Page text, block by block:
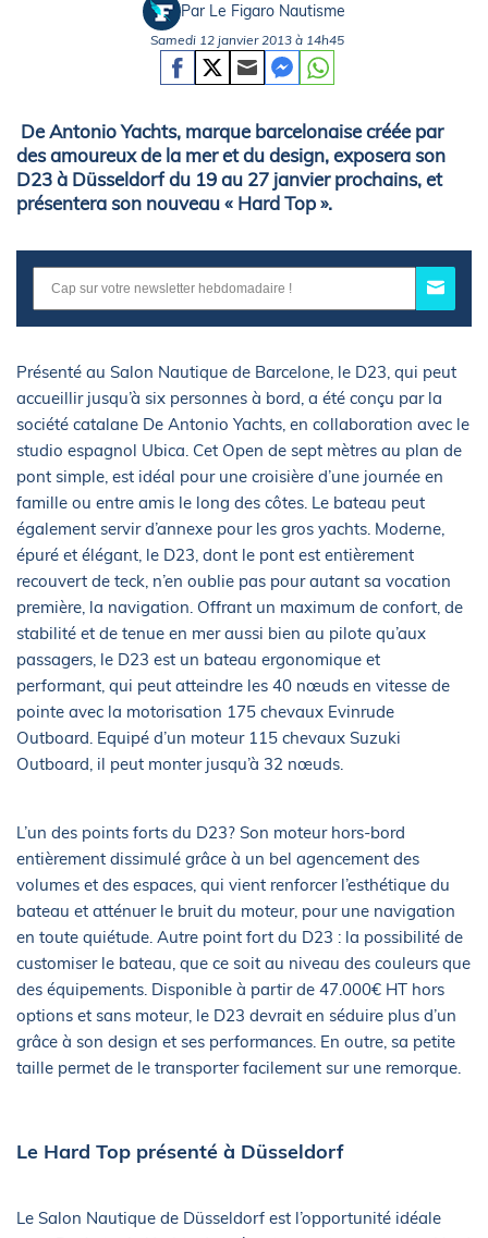
Par Le Figaro Nautisme
Samedi 12 janvier 2013 à 14h45
De Antonio Yachts, marque barcelonaise créée par
des amoureux de la mer et du design, exposera son
D23 à Düsseldorf du 19 au 27 janvier prochains, et
présentera son nouveau « Hard Top ».
Présenté au Salon Nautique de Barcelone, le D23, qui peut
accueillir jusqu’à six personnes à bord, a été conçu par la
société catalane De Antonio Yachts, en collaboration avec le
studio espagnol Ubica. Cet Open de sept mètres au plan de
pont simple, est idéal pour une croisière d’une journée en
famille ou entre amis le long des côtes. Le bateau peut
également servir d’annexe pour les gros yachts. Moderne,
épuré et élégant, le D23, dont le pont est entièrement
recouvert de teck, n’en oublie pas pour autant sa vocation
première, la navigation. Offrant un maximum de confort, de
stabilité et de tenue en mer aussi bien au pilote qu’aux
passagers, le D23 est un bateau ergonomique et
performant, qui peut atteindre les 40 nœuds en vitesse de
pointe avec la motorisation 175 chevaux Evinrude
Outboard. Equipé d’un moteur 115 chevaux Suzuki
Outboard, il peut monter jusqu’à 32 nœuds.
L’un des points forts du D23? Son moteur hors-bord
entièrement dissimulé grâce à un bel agencement des
volumes et des espaces, qui vient renforcer l’esthétique du
bateau et atténuer le bruit du moteur, pour une navigation
en toute quiétude. Autre point fort du D23 : la possibilité de
customiser le bateau, que ce soit au niveau des couleurs que
des équipements. Disponible à partir de 47.000€ HT hors
options et sans moteur, le D23 devrait en séduire plus d’un
grâce à son design et ses performances. En outre, sa petite
taille permet de le transporter facilement sur une remorque.
Le Hard Top présenté à Düsseldorf
Le Salon Nautique de Düsseldorf est l’opportunité idéale